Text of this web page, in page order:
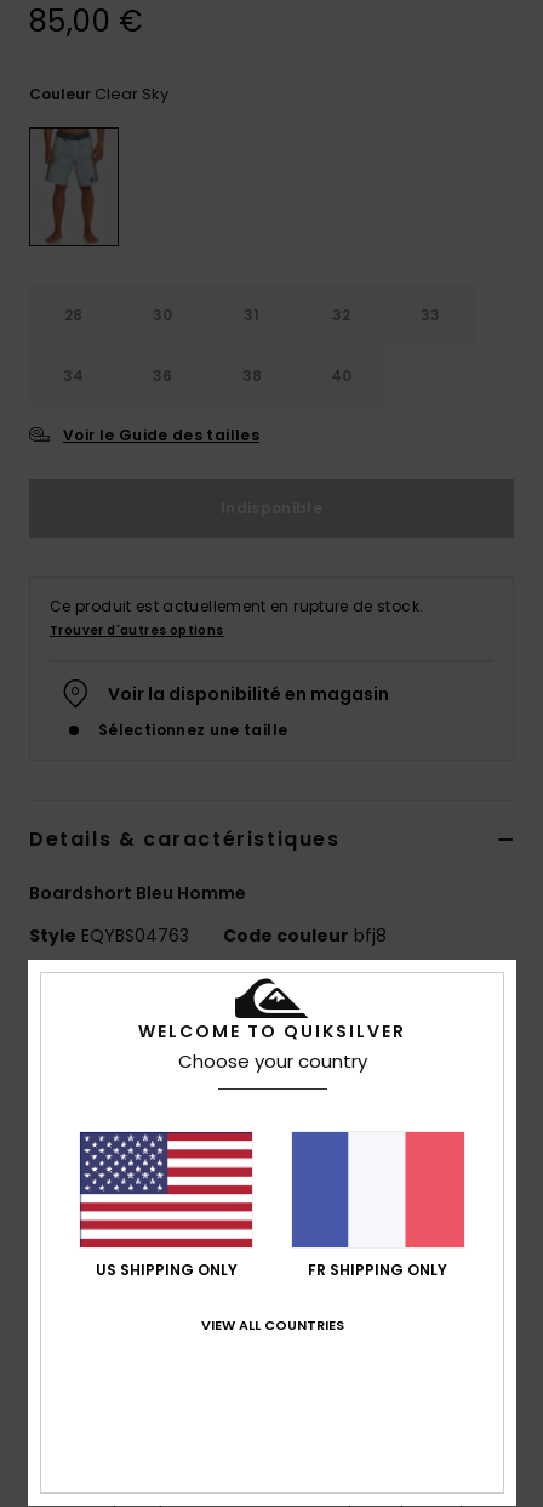
Consulter
85,00 €
Couleur Clear Sky
28 30 31 32 33
34 36 38 40
Voir le Guide des tailles
Ce produit est actuellement en rupture de stock.
Trouver d'autres options
Voir la disponibilité en magasin
Sélectionnez une taille
Details & caractéristiques
Boardshort Bleu Homme
Style EQYBS04763 Code couleur bfj8
Matière :matière Highlite® 4-way stretch – plus
légère, plus rapide à sécher et plus flexible
Revêtement : revêtement hydrophobe à base de
plantes
Coupe :coupe Performance fit
Taille :taille fixe
Braguette :braguette performance
Fabriqué à partir de bouteilles en plastique recyclées
WELCOME TO QUIKSILVER
Choose your country
US SHIPPING ONLY FR SHIPPING ONLY
VIEW ALL COUNTRIES